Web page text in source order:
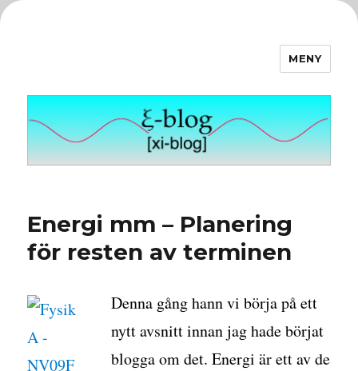
MENY
Energi mm – Planering
för resten av terminen
Denna gång hann vi börja på ett
nytt avsnitt innan jag hade börjat
blogga om det. Energi är ett av de